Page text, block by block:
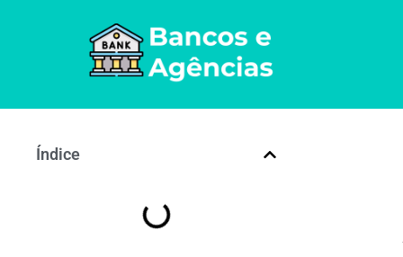
Índice